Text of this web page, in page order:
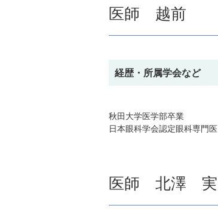
医師 越前
経歴・所属学会など
秋田大学医学部卒業
日本眼科学会認定眼科専門医
医師 北澤 実